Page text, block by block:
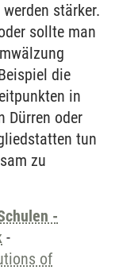
stärker.
sollte man
die
in
Dürren oder
tun
zu
-
-
of